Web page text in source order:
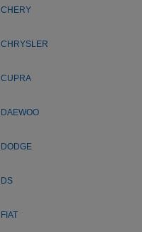
CHERY
CHRYSLER
CUPRA
DAEWOO
DODGE
DS
FIAT